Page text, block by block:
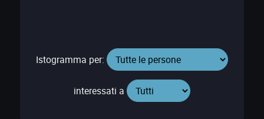
Istogramma per:
interessati a